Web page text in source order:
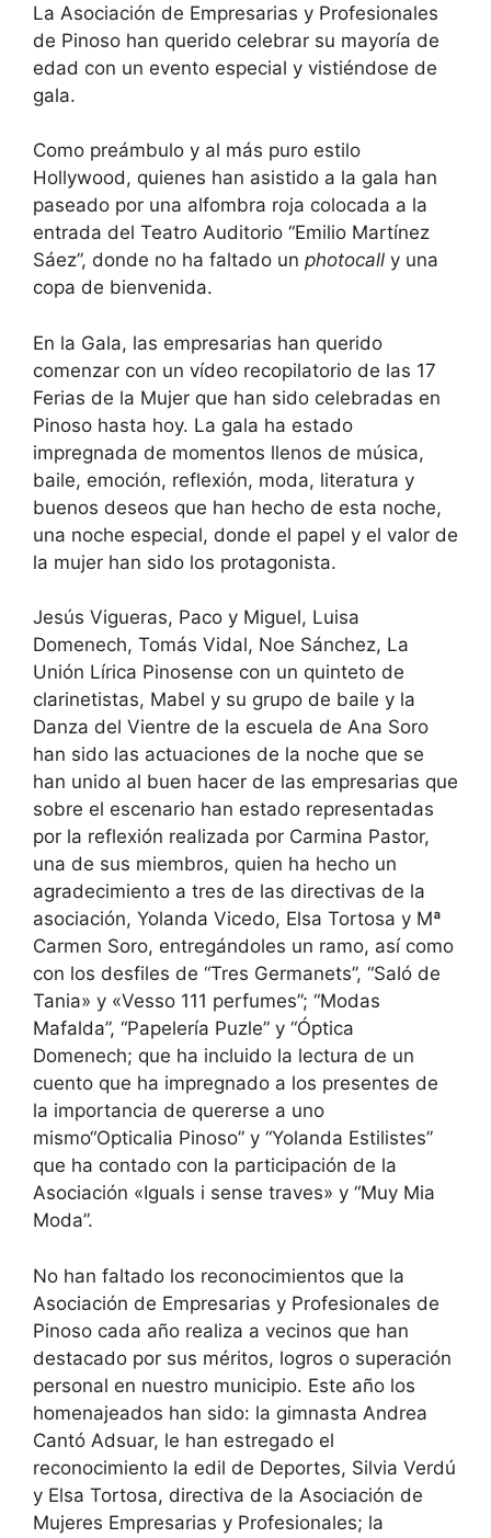
La Asociación de Empresarias y Profesionales
de Pinoso han querido celebrar su mayoría de
edad con un evento especial y vistiéndose de
gala.
Como preámbulo y al más puro estilo
Hollywood, quienes han asistido a la gala han
paseado por una alfombra roja colocada a la
entrada del Teatro Auditorio “Emilio Martínez
Sáez”, donde no ha faltado un photocall y una
copa de bienvenida.
En la Gala, las empresarias han querido
comenzar con un vídeo recopilatorio de las 17
Ferias de la Mujer que han sido celebradas en
Pinoso hasta hoy. La gala ha estado
impregnada de momentos llenos de música,
baile, emoción, reflexión, moda, literatura y
buenos deseos que han hecho de esta noche,
una noche especial, donde el papel y el valor de
la mujer han sido los protagonista.
Jesús Vigueras, Paco y Miguel, Luisa
Domenech, Tomás Vidal, Noe Sánchez, La
Unión Lírica Pinosense con un quinteto de
clarinetistas, Mabel y su grupo de baile y la
Danza del Vientre de la escuela de Ana Soro
han sido las actuaciones de la noche que se
han unido al buen hacer de las empresarias que
sobre el escenario han estado representadas
por la reflexión realizada por Carmina Pastor,
una de sus miembros, quien ha hecho un
agradecimiento a tres de las directivas de la
asociación, Yolanda Vicedo, Elsa Tortosa y Mª
Carmen Soro, entregándoles un ramo, así como
con los desfiles de “Tres Germanets”, “Saló de
Tania» y «Vesso 111 perfumes”; “Modas
Mafalda”, “Papelería Puzle” y “Óptica
Domenech; que ha incluido la lectura de un
cuento que ha impregnado a los presentes de
la importancia de quererse a uno
mismo“Opticalia Pinoso” y “Yolanda Estilistes”
que ha contado con la participación de la
Asociación «Iguals i sense traves» y “Muy Mia
Moda”.
No han faltado los reconocimientos que la
Asociación de Empresarias y Profesionales de
Pinoso cada año realiza a vecinos que han
destacado por sus méritos, logros o superación
personal en nuestro municipio. Este año los
homenajeados han sido: la gimnasta Andrea
Cantó Adsuar, le han estregado el
reconocimiento la edil de Deportes, Silvia Verdú
y Elsa Tortosa, directiva de la Asociación de
Mujeres Empresarias y Profesionales; la